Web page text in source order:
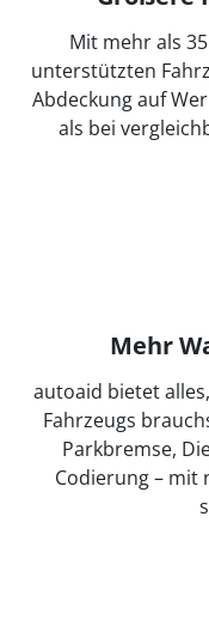
Mit mehr als
unterstützten
Abdeckung auf
als bei
Mehr
autoaid bietet
Fahrzeugs
Parkbremse,
Codierung – mit